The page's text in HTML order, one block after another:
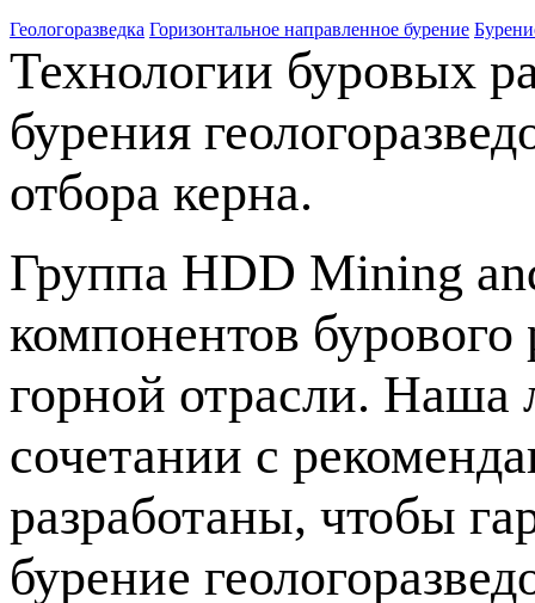
Геологоразведка Горизонтальное направленное бурение
Технологии буровых
бурения
отбора керна.
Группа HDD Mining
компонентов
горной отрасли. Наша
сочетании с
разработаны, чтобы
бурение